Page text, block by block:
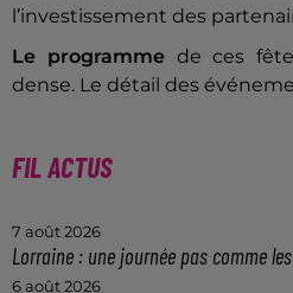
l’investissement des
Le programmede ces
dense. Le détail des
FIL ACTUS
7 août 2026
Lorraine : une journée pas comme
6 août 2026